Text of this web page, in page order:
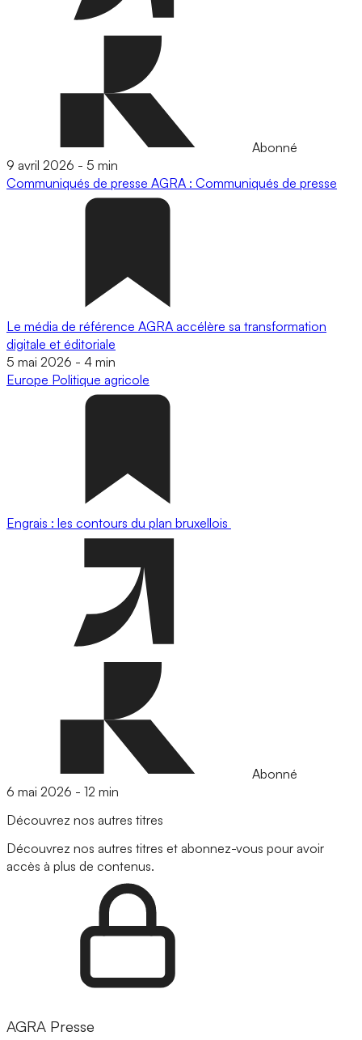
Abonné
9 avril 2026 - 5 min
Communiqués de presse AGRA : Communiqués de presse
Le média de référence AGRA accélère sa transformation
digitale et éditoriale
5 mai 2026 - 4 min
Europe Politique agricole
Engrais : les contours du plan bruxellois
Abonné
6 mai 2026 - 12 min
Découvrez nos autres titres
Découvrez nos autres titres et abonnez-vous pour avoir
accès à plus de contenus.
AGRA Presse